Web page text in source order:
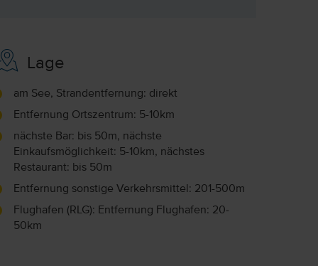
Lage
am See, Strandentfernung: direkt
Entfernung Ortszentrum: 5-10km
nächste Bar: bis 50m, nächste
Einkaufsmöglichkeit: 5-10km, nächstes
Restaurant: bis 50m
Entfernung sonstige Verkehrsmittel: 201-500m
Flughafen (RLG): Entfernung Flughafen: 20-
50km